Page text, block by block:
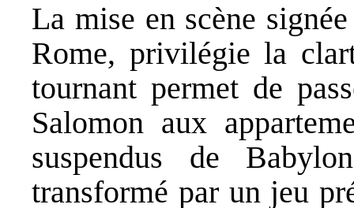
La mise en scène
Rome, privilégie la
tournant permet de
Salomon aux
suspendus de
transformé par un jeu